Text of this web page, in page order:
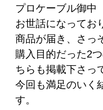
詰まった感じでさ
れよりはマシでし
した(苦笑)。
Beldenとノイトリ
理解しました。ほ
たかった事です（
いします。
プロケーブル御中
お世話になってお
商品が届き、さっ
購入目的だった2
ちらも掲載下さっ
今回も満足のいく
す。